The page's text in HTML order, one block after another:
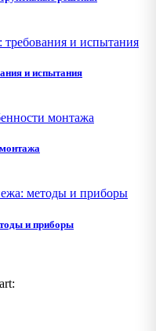
и испытания
и приборы